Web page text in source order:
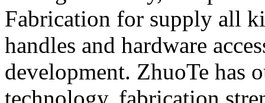
Fabrication for supply all
handles and hardware
development. ZhuoTe has